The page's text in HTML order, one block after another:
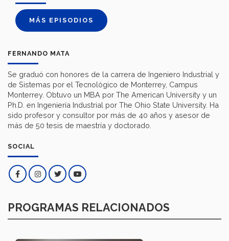
MÁS EPISODIOS
FERNANDO MATA
Se graduó con honores de la carrera de Ingeniero Industrial y
de Sistemas por el Tecnológico de Monterrey, Campus
Monterrey. Obtuvo un MBA por The American University y un
Ph.D. en Ingeniería Industrial por The Ohio State University. Ha
sido profesor y consultor por más de 40 años y asesor de
más de 50 tesis de maestría y doctorado.
SOCIAL
PROGRAMAS RELACIONADOS